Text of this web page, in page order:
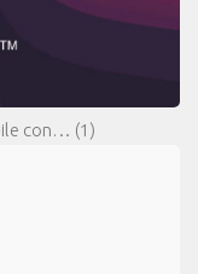
con… (1)